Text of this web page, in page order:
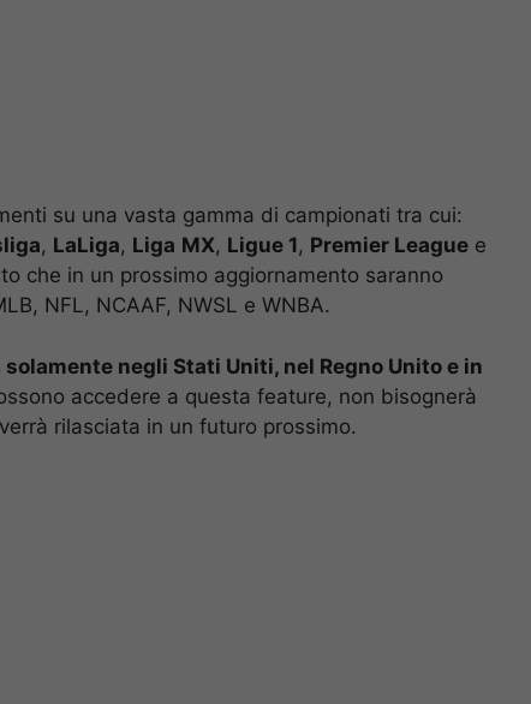
su una vasta gamma di campionati tra cui:
, LaLiga, Liga MX, Ligue 1, Premier League e
che in un prossimo aggiornamento saranno
NFL, NCAAF, NWSL e WNBA.
solamente negli Stati Uniti, nel Regno Unito e in
accedere a questa feature, non bisognerà
rilasciata in un futuro prossimo.